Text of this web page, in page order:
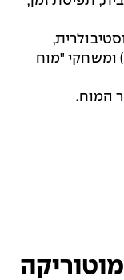
ומשחקי "מוח
המוח.